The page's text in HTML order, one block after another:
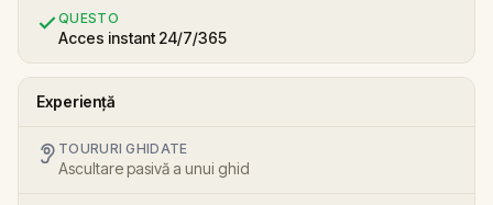
QUESTO
Acces instant 24/7/365
Experiență
TOURURI GHIDATE
Ascultare pasivă a unui ghid